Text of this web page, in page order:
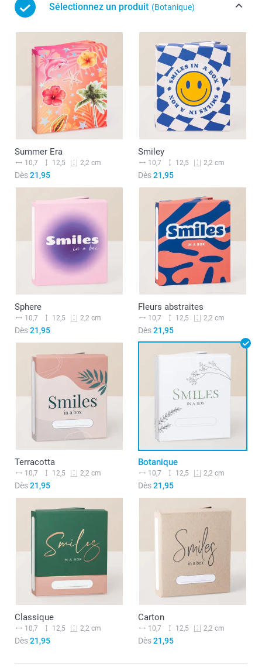
Sélectionnez un produit (Botanique)
Summer Era
10,7 12,5 2,2 cm
Dès21,95
Smiley
10,7 12,5 2,2 cm
Dès21,95
Sphere
10,7 12,5 2,2 cm
Dès21,95
Fleurs abstraites
10,7 12,5 2,2 cm
Dès21,95
Terracotta
10,7 12,5 2,2 cm
Dès21,95
Botanique
10,7 12,5 2,2 cm
Dès21,95
Classique
10,7 12,5 2,2 cm
Dès21,95
Carton
10,7 12,5 2,2 cm
Dès21,95